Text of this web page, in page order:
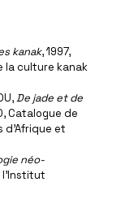
kanak, 1997,
la culture kanak
De jade et de
Catalogue de
d’Afrique et
néo-